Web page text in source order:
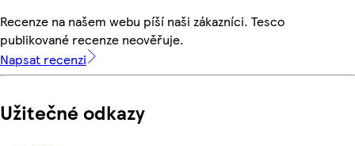
Recenze na našem webu píší naši zákazníci. Tesco
publikované recenze neověřuje.
Napsat recenzi
Užitečné odkazy